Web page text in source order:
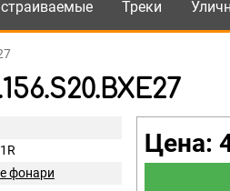
Треки
фонари
Цена: